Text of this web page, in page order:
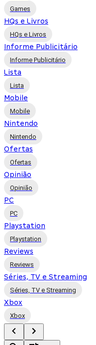
Games
HQs e Livros
HQs e Livros
Informe Publicitário
Informe Publicitário
Lista
Lista
Mobile
Mobile
Nintendo
Nintendo
Ofertas
Ofertas
Opinião
Opinião
PC
PC
Playstation
Playstation
Reviews
Reviews
Séries, TV e Streaming
Séries, TV e Streaming
Xbox
Xbox